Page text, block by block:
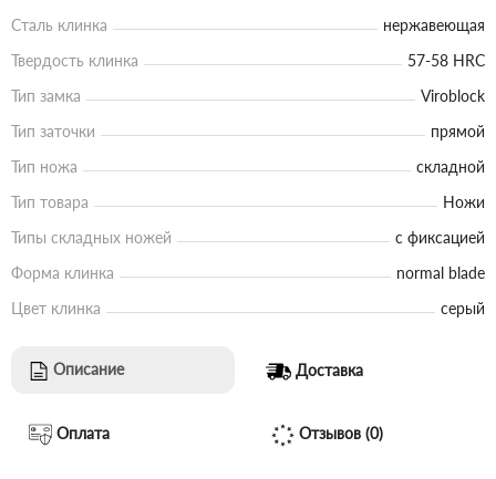
Сталь клинка
нержавеющая
Твердость клинка
57-58 HRC
Тип замка
Viroblock
Тип заточки
прямой
Тип ножа
складной
Тип товара
Ножи
Типы складных ножей
с фиксацией
Форма клинка
normal blade
Цвет клинка
серый
Описание Доставка
Оплата Отзывов (0)